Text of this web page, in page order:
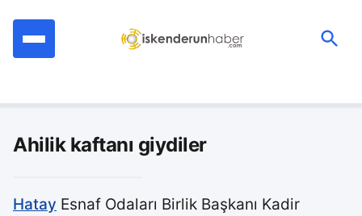
Ahilik kaftanı giydiler
Hatay Esnaf Odaları Birlik Başkanı Kadir